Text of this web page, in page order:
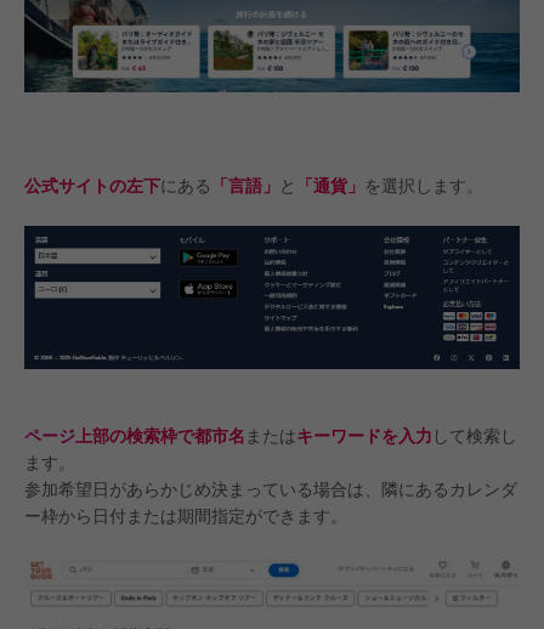
公式サイトの左下にある 「言語」 と 「通貨」 を選択します。
ページ 上部の検索枠で都市名 またはキーワードを入力 して検索し
ます。
参加希望日があらかじめ決まっている場合は、隣にあるカレンダ
ー枠から日付または期間指定ができます。